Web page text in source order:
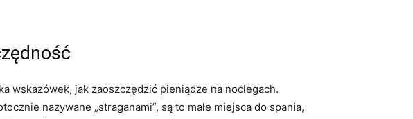
wskazówek, jak zaoszczędzić pieniądze⁢ na noclegach.
nazywane⁣ „straganami”, ​są to małe miejsca do spania,